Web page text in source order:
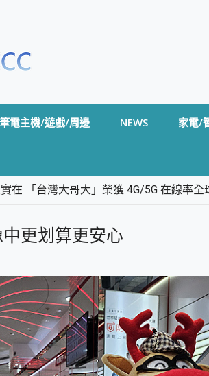
筆電主機/遊戲/周邊 NEWS 家電/
在 「台灣大哥大」榮獲 4G/5G 在線率
機設計的 FireCuda X1070 SSD 固態硬碟
100%全無線設計 SpotCam Solo Eco
星 Prestige 14 AI+ D3MG-031TW 14吋
機~ realme 16 Pro 開箱評價~ 2 億畫素
Ultra系列保護貼怎麼選？imos AR 低反
Xiaomi Watch 5 開箱 評測
LENOVO 聯想 Yoga Book 9 14吋 AI輕
pad 60 系列 與 Moto | Swarovski razr
Master 讓您輕鬆的移除與格式化有防
更划算更安心